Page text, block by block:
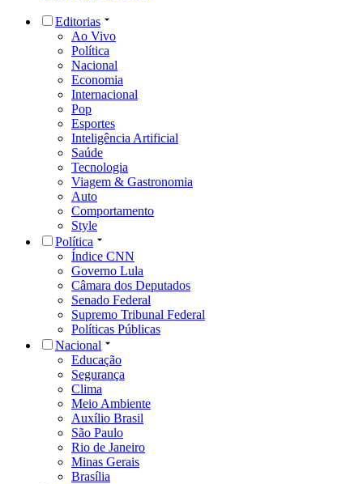
Editorias
Ao Vivo
Política
Nacional
Economia
Internacional
Pop
Esportes
Inteligência Artificial
Saúde
Tecnologia
Viagem & Gastronomia
Auto
Comportamento
Style
Política
Índice CNN
Governo Lula
Câmara dos Deputados
Senado Federal
Supremo Tribunal Federal
Políticas Públicas
Nacional
Educação
Segurança
Clima
Meio Ambiente
Auxílio Brasil
São Paulo
Rio de Janeiro
Minas Gerais
Brasília